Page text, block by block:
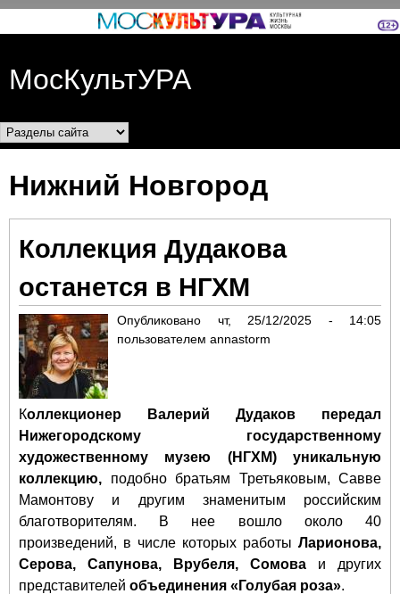
Перейти к основному
МосКультУРА
Разделы сайта
Нижний Новгород
Коллекция Дудакова
останется в НГХМ
Опубликовано чт, 25/12/2025 - 14:05
пользователем annastorm
Коллекционер Валерий Дудаков передал
Нижегородскому государственному
художественному музею (НГХМ) уникальную
коллекцию, подобно братьям Третьяковым, Савве
Мамонтову и другим знаменитым российским
благотворителям. В нее вошло около 40
произведений, в числе которых работы Ларионова,
Серова, Сапунова, Врубеля, Сомова и других
представителей объединения «Голубая роза».